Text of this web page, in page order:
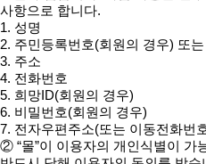
사항으로 합니다.
1. 성명
2. 주민등록번호(회원의 경우) 또
3. 주소
4. 전화번호
5. 희망ID(회원의 경우)
6. 비밀번호(회원의 경우)
7. 전자우편주소(또는 이동전화번
② “몰”이 이용자의 개인식별이 가